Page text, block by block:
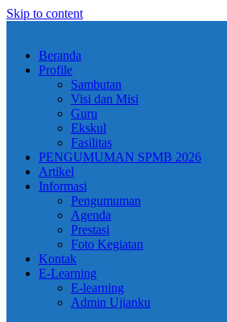
Skip to content
Beranda
Profile
Sambutan
Visi dan Misi
Guru
Ekskul
Fasilitas
PENGUMUMAN SPMB 2026
Artikel
Informasi
Pengumuman
Agenda
Prestasi
Foto Kegiatan
Kontak
E-Learning
E-learning
Admin Ujianku